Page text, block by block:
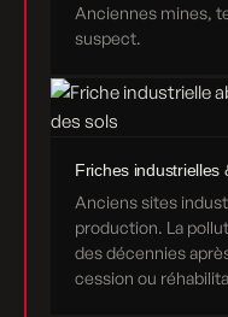
Anciennes mines,
suspect.
Friches industrielles
Anciens sites
production. La
des décennies
cession ou